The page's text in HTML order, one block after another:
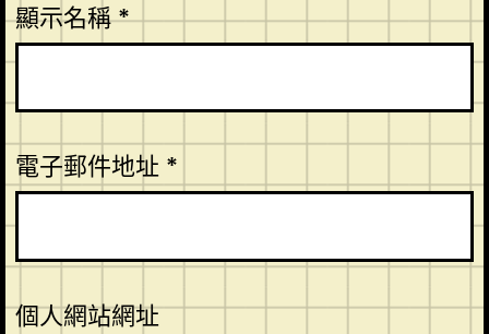
顯示名稱*
電子郵件地址 *
個人網站網址